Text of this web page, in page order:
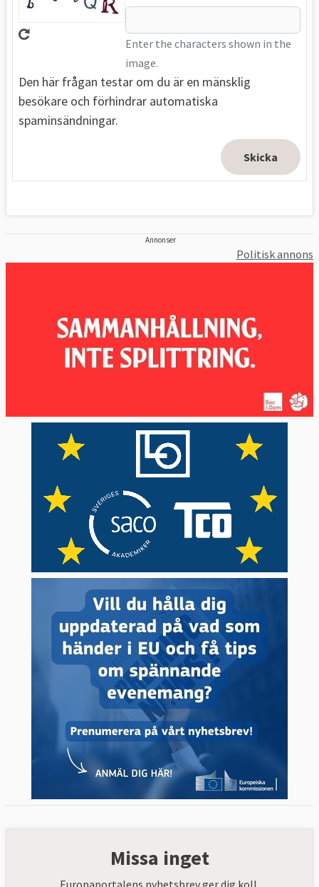
Enter the characters shown in the
image.
Den här frågan testar om du är en mänsklig
besökare och förhindrar automatiska
spaminsändningar.
Annonser
Politisk annons
Missa inget